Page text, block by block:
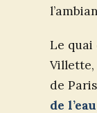
Le quai
Villette,
de
de